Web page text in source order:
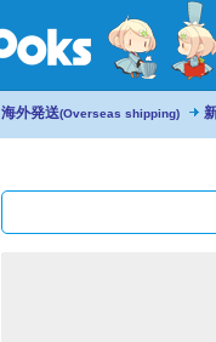
海外発送(Overseas shipping)